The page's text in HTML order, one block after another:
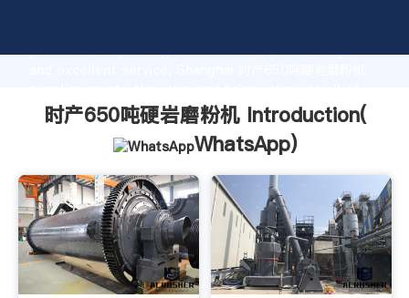
production capability, advanced research strength
customers.
时产650吨硬岩磨粉机 Introduction(
WhatsApp)